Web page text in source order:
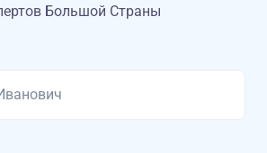
Большой Страны